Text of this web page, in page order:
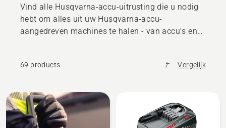
Vind alle Husqvarna-accu-uitrusting die u nodig
hebt om alles uit uw Husqvarna-accu-
aangedreven machines te halen - van accu's en
69 products Vergelijk
Alle
producten